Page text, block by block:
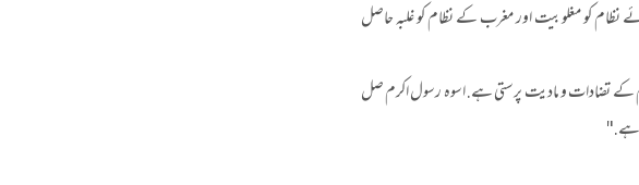
نظام کو مغلوبیت اور مغرب کے نظام کو غلبہ حاصل
کے تضادات و مادیت پرستی ہے. اسوہ رسول اکرم صل
ہے."